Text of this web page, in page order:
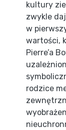
kultury
zwykle
w
wartości,
Pierre’a
rodzice